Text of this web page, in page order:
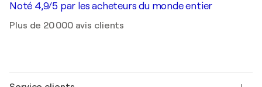
Noté 4,9/5 par les acheteurs du monde entier
Plus de 20 000 avis clients